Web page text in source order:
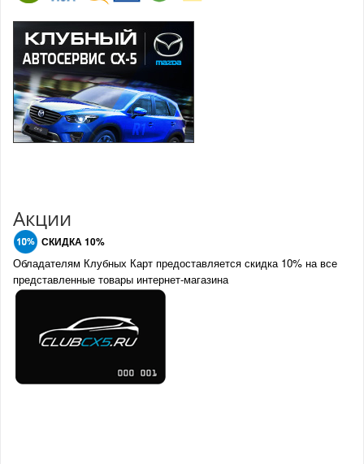
Акции
СКИДКА 10%
Обладателям Клубных Карт предоставляется скидка 10% на все
представленные товары интернет-магазина